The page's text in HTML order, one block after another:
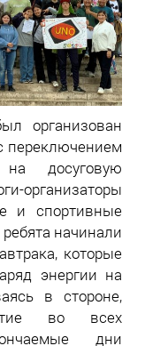
организован
переключением
досуговую
и спортивные
начинали
которые
энергии на
в стороне,
во всех
дни